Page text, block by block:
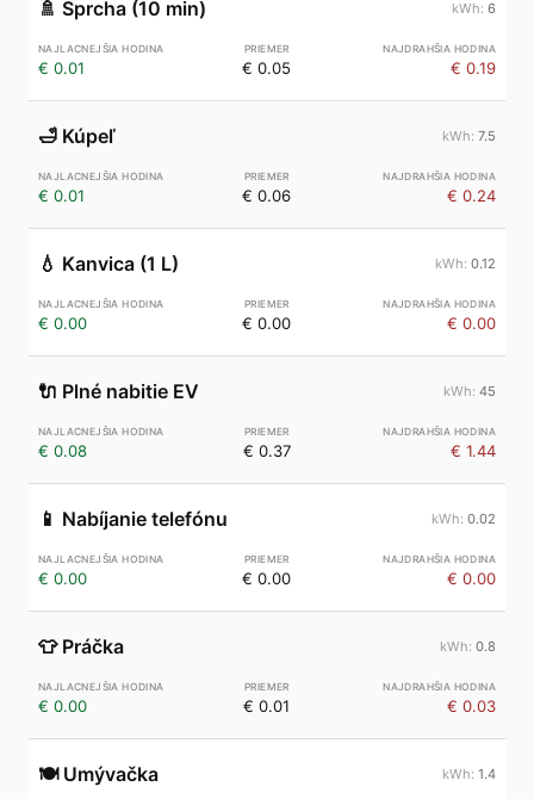
🚿 Sprcha (10 min) 6
€ 0.01 € 0.05 € 0.19
🛁 Kúpeľ 7.5
€ 0.01 € 0.06 € 0.24
💧 Kanvica (1 L) 0.12
€ 0.00 € 0.00 € 0.00
🔌 Plné nabitie EV 45
€ 0.08 € 0.37 € 1.44
📱 Nabíjanie telefónu 0.02
€ 0.00 € 0.00 € 0.00
👕 Práčka 0.8
€ 0.00 € 0.01 € 0.03
🍽️ Umývačka 1.4